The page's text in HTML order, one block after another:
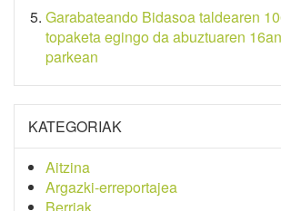
Garabateando Bidasoa taldearen
topaketa egingo da abuztuaren
parkean
KATEGORIAK
Aitzina
Argazki-erreportajea
Berriak